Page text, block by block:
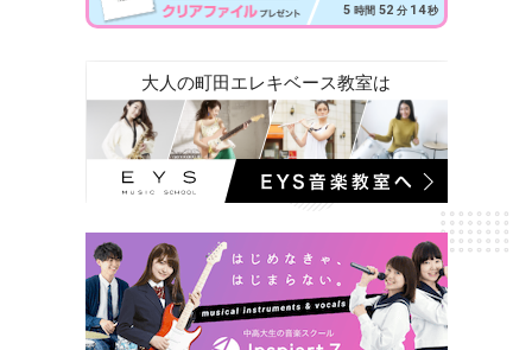
5 時間 52 分 12 秒
大人の町田エレキベース教室は